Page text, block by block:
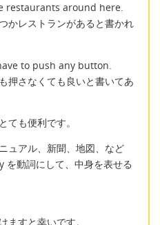
restaurants around here.
かレストランがあると書かれ
to push any button.
押さなくても良いと書いてあ
ても便利です。
ュアル、新聞、地図、など
を動詞にして、中身を表せる
ますと幸いです。